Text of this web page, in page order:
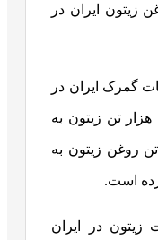
زیتون ایران در
گمرک ایران در
6 ماهه اول سال 1401، ایران 12 هزار تن زیتون به
تن روغن زیتون به
در ایران